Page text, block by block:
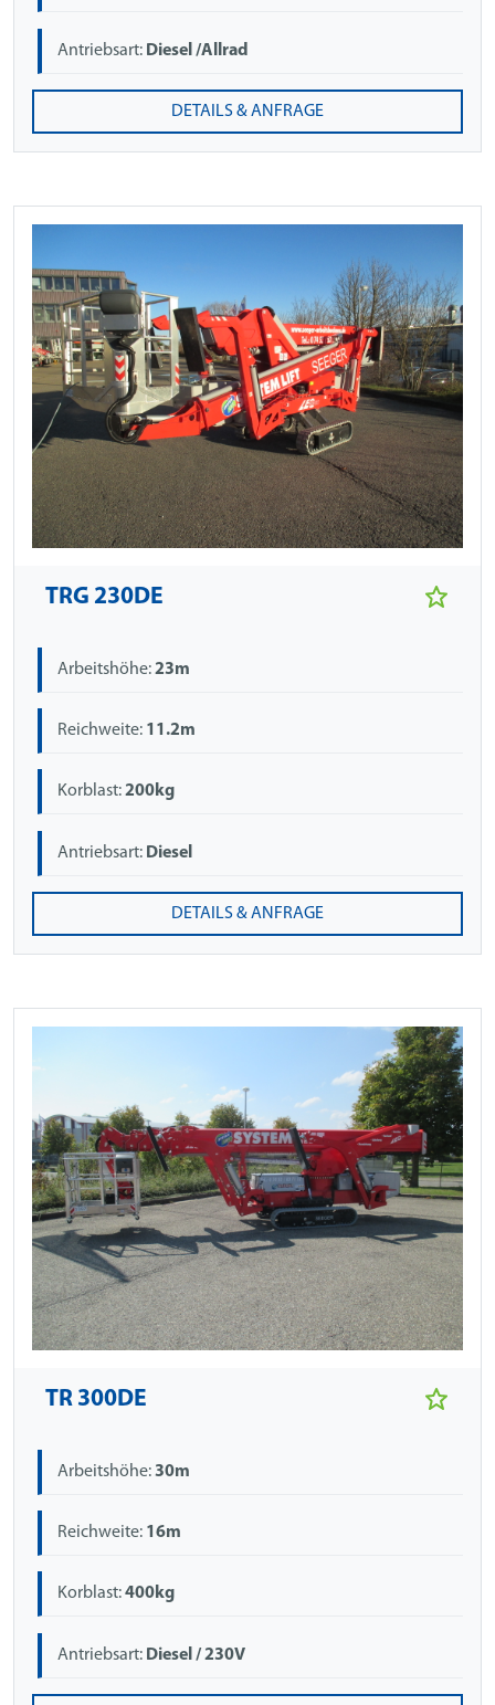
Antriebsart: Diesel /Allrad
DETAILS & ANFRAGE
TRG 230DE
Arbeitshöhe:23m
Reichweite: 11.2m
Korblast:200kg
Antriebsart: Diesel
DETAILS & ANFRAGE
TR 300DE
Arbeitshöhe:30m
Reichweite: 16m
Korblast:400kg
Antriebsart: Diesel / 230V